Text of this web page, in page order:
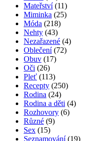
Mateřství(11)
Miminka (25)
Móda (218)
Nehty (43)
Nezařazené (4)
Oblečení(72)
Obuv (17)
Oči (26)
Pleť (113)
Recepty (250)
Rodina (24)
Rodina a děti (4)
Rozhovory (6)
Různé (9)
Sex (15)
Seznamování(19)